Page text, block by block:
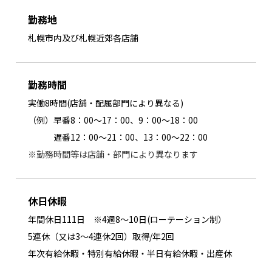
勤務地
札幌市内及び札幌近郊各店舗
勤務時間
実働8時間(店舗・配属部門により異なる)
（例）早番8：00～17：00、9：00～18：00
遅番12：00～21：00、13：00～22：00
※勤務時間等は店舗・部門により異なります
休日休暇
年間休日111日 ※4週8～10日(ローテーション制）
5連休（又は3～4連休2回）取得/年2回
年次有給休暇・特別有給休暇・半日有給休暇・出産休